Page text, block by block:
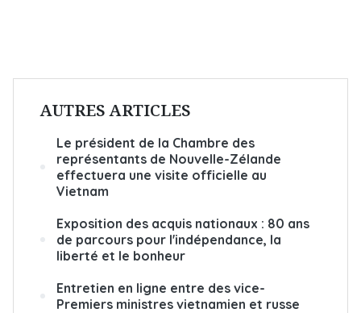
AUTRES ARTICLES
Le président de la Chambre des
représentants de Nouvelle-Zélande
effectuera une visite officielle au
Vietnam
Exposition des acquis nationaux : 80 ans
de parcours pour l'indépendance, la
liberté et le bonheur
Entretien en ligne entre des vice-
Premiers ministres vietnamien et russe